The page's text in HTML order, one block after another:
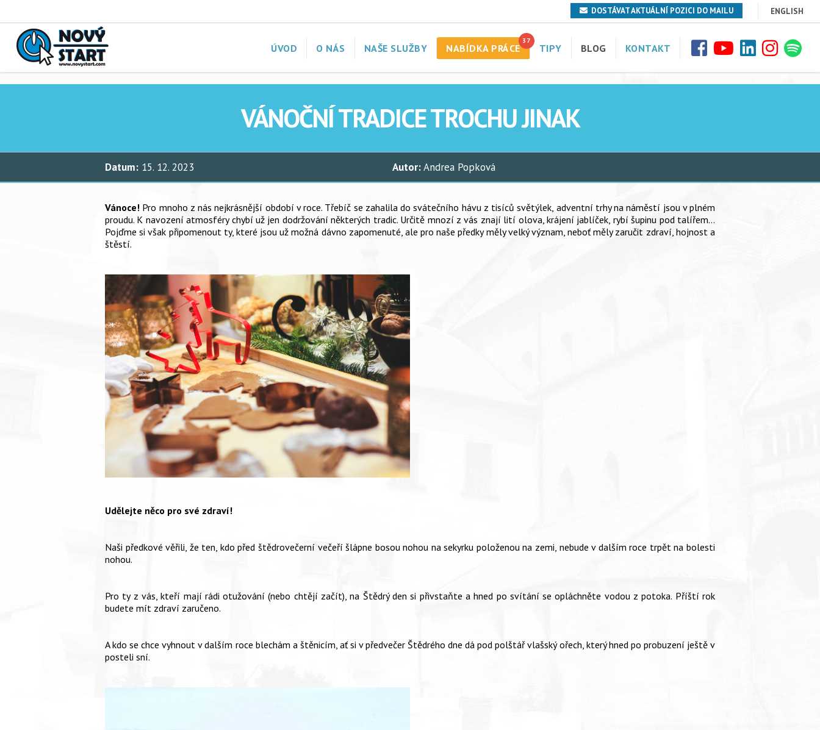
ENGLISH
DOSTÁVAT AKTUÁLNÍ POZICI DO MAILU
ÚVOD O NÁS NAŠE SLUŽBY NABÍDKA PRÁCE
37
TIPY BLOG KONTAKT
VÁNOČNÍ TRADICE TROCHU JINAK
Datum: 15. 12. 2023 Autor:Andrea Popková
Vánoce! Pro mnoho z nás nejkrásnější období v roce. Třebíč se zahalila do svátečního hávu z tisíců světýlek, adventní trhy na náměstí jsou v plném
proudu. K navození atmosféry chybí už jen dodržování některých tradic. Určitě mnozí z vás znají lití olova, krájení jablíček, rybí šupinu pod talířem…
Pojďme si však připomenout ty, které jsou už možná dávno zapomenuté, ale pro naše předky měly velký význam, neboť měly zaručit zdraví, hojnost a
štěstí.
Udělejte něco pro své zdraví!
Naši předkové věřili, že ten, kdo před štědrovečerní večeří šlápne bosou nohou na sekyrku položenou na zemi, nebude v dalším roce trpět na bolesti
nohou.
Pro ty z vás, kteří mají rádi otužování (nebo chtějí začít), na Štědrý den si přivstaňte a hned po svítání se opláchněte vodou z potoka. Příští rok
budete mít zdraví zaručeno.
A kdo se chce vyhnout v dalším roce blechám a štěnicím, ať si v předvečer Štědrého dne dá pod polštář vlašský ořech, který hned po probuzení ještě v
posteli sní.